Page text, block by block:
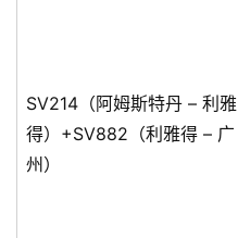
SV214（阿姆斯特丹 – 利雅
得）+SV882（利雅得 – 广
州）